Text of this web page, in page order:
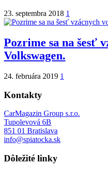
23. septembra 2018 1
Pozrime sa na šesť
Volkswagen.
24. februára 2019 1
Kontakty
CarMagazin Group s.r.o.
Tupolevová 6B
851 01 Bratislava
info@spiatocka.sk
Dôležité linky